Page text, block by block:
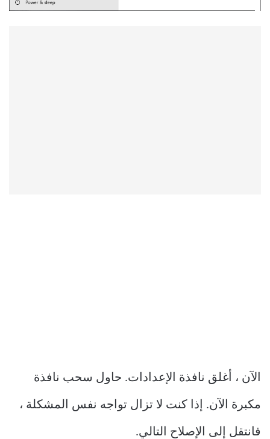
الآن ، أغلق نافذة الإعدادات. حاول سحب نافذة
مكبرة الآن. إذا كنت لا تزال تواجه نفس المشكلة ،
فانتقل إلى الإصلاح التالي.